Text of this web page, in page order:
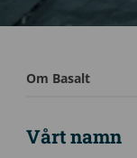
Om Basalt
Vårt namn